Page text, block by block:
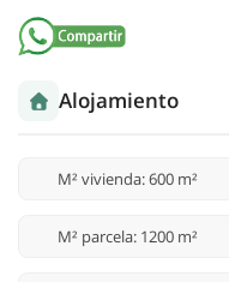
Alojamiento
M² vivienda: 600 m²
M² parcela: 1200 m²